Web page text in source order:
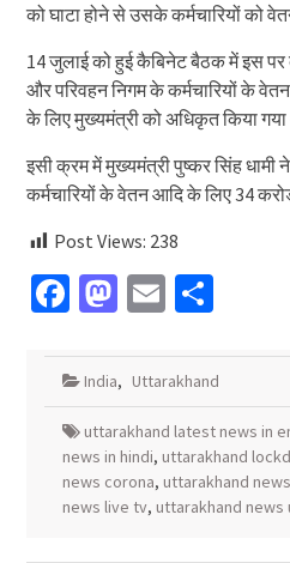
को घाटा होने से उसके कर्मचारियों को
14 जुलाई को हुई कैबिनेट बैठक में इस पर
और परिवहन निगम के कर्मचारियों के
के लिए मुख्यमंत्री को अधिकृत किया गया
इसी क्रम में मुख्यमंत्री पुष्कर सिंह धामी
कर्मचारियों के वेतन आदि के लिए 34
Post Views: 238
Facebook
Mastodon
EmailShare
India, Uttarakhand
uttarakhand latest news in
news in hindi, uttarakhand
news corona, uttarakhand
news live tv, uttarakhand news